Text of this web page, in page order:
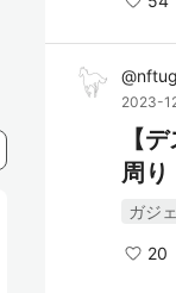
@nftug
2023-
【
周り
ガジ
20